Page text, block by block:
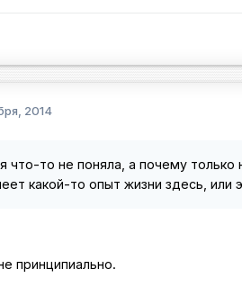
2014
что-то не поняла, а почему
какой-то опыт жизни здесь, или
принципиально.